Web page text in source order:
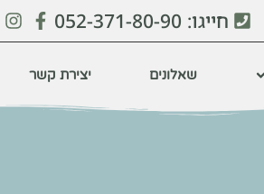
חייגו: 052-371-80-90
שאלונים יצירת קשר